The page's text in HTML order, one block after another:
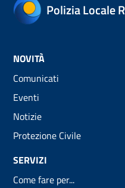
Polizia Locale
NOVITÀ
Comunicati
Eventi
Notizie
Protezione Civile
SERVIZI
Come fare per...